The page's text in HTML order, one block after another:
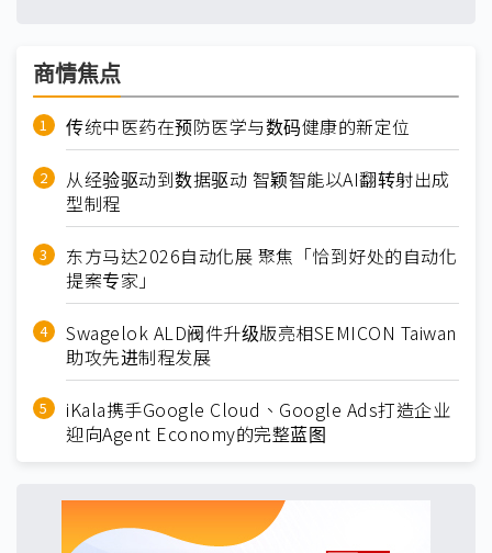
商情焦点
传统中医药在预防医学与数码健康的新定位
从经验驱动到数据驱动 智颖智能以AI翻转射出成
型制程
东方马达2026自动化展 聚焦「恰到好处的自动化
提案专家」
Swagelok ALD阀件升级版亮相SEMICON Taiwan
助攻先进制程发展
iKala携手Google Cloud、Google Ads打造企业
迎向Agent Economy的完整蓝图